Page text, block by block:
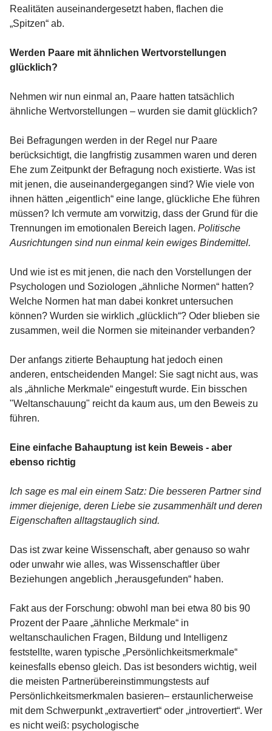
Realitäten auseinandergesetzt haben, flachen die
„Spitzen“ ab.
Werden Paare mit ähnlichen Wertvorstellungen
glücklich?
Nehmen wir nun einmal an, Paare hatten tatsächlich
ähnliche Wertvorstellungen – wurden sie damit glücklich?
Bei Befragungen werden in der Regel nur Paare
berücksichtigt, die langfristig zusammen waren und deren
Ehe zum Zeitpunkt der Befragung noch existierte. Was ist
mit jenen, die auseinandergegangen sind? Wie viele von
ihnen hätten „eigentlich“ eine lange, glückliche Ehe führen
müssen? Ich vermute am vorwitzig, dass der Grund für die
Trennungen im emotionalen Bereich lagen. Politische
Ausrichtungen sind nun einmal kein ewiges Bindemittel.
Und wie ist es mit jenen, die nach den Vorstellungen der
Psychologen und Soziologen „ähnliche Normen“ hatten?
Welche Normen hat man dabei konkret untersuchen
können? Wurden sie wirklich „glücklich“? Oder blieben sie
zusammen, weil die Normen sie miteinander verbanden?
Der anfangs zitierte Behauptung hat jedoch einen
anderen, entscheidenden Mangel: Sie sagt nicht aus, was
als „ähnliche Merkmale“ eingestuft wurde. Ein bisschen
"Weltanschauung" reicht da kaum aus, um den Beweis zu
führen.
Eine einfache Bahauptung ist kein Beweis - aber
ebenso richtig
Ich sage es mal ein einem Satz: Die besseren Partner sind
immer diejenige, deren Liebe sie zusammenhält und deren
Eigenschaften alltagstauglich sind.
Das ist zwar keine Wissenschaft, aber genauso so wahr
oder unwahr wie alles, was Wissenschaftler über
Beziehungen angeblich „herausgefunden“ haben.
Fakt aus der Forschung: obwohl man bei etwa 80 bis 90
Prozent der Paare „ähnliche Merkmale“ in
weltanschaulichen Fragen, Bildung und Intelligenz
feststellte, waren typische „Persönlichkeitsmerkmale“
keinesfalls ebenso gleich. Das ist besonders wichtig, weil
die meisten Partnerübereinstimmungstests auf
Persönlichkeitsmerkmalen basieren– erstaunlicherweise
mit dem Schwerpunkt „extravertiert“ oder „introvertiert“. Wer
es nicht weiß: psychologische